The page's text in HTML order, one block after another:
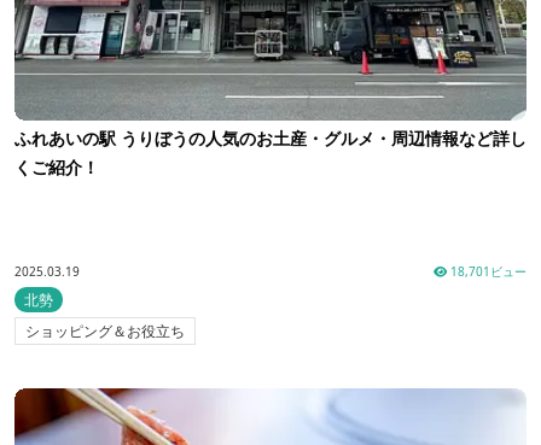
ふれあいの駅 うりぼうの人気のお土産・グルメ・周辺情報など詳し
くご紹介！
2025.03.19 18,701ビュー
北勢
ショッピング＆お役立ち